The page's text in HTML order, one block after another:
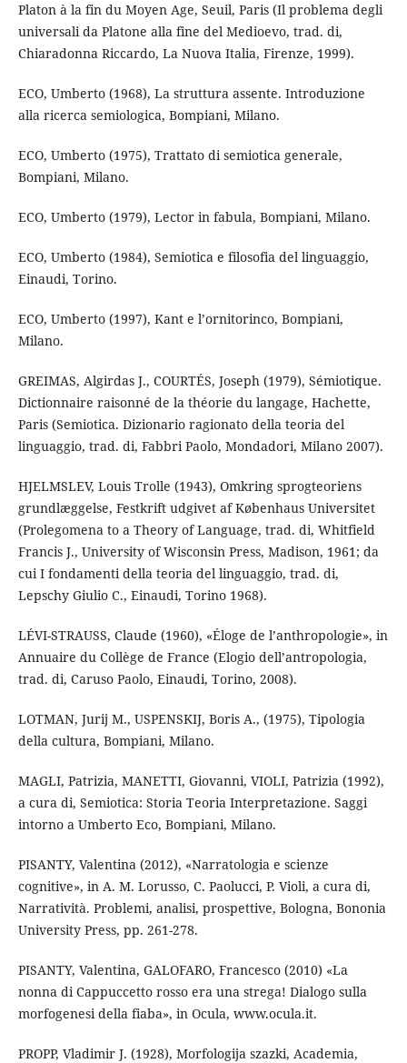
Platon à la fin du Moyen Age, Seuil, Paris (Il problema degli
universali da Platone alla fine del Medioevo, trad. di,
Chiaradonna Riccardo, La Nuova Italia, Firenze, 1999).
ECO, Umberto (1968), La struttura assente. Introduzione
alla ricerca semiologica, Bompiani, Milano.
ECO, Umberto (1975), Trattato di semiotica generale,
Bompiani, Milano.
ECO, Umberto (1979), Lector in fabula, Bompiani, Milano.
ECO, Umberto (1984), Semiotica e filosofia del linguaggio,
Einaudi, Torino.
ECO, Umberto (1997), Kant e l’ornitorinco, Bompiani,
Milano.
GREIMAS, Algirdas J., COURTÉS, Joseph (1979), Sémiotique.
Dictionnaire raisonné de la théorie du langage, Hachette,
Paris (Semiotica. Dizionario ragionato della teoria del
linguaggio, trad. di, Fabbri Paolo, Mondadori, Milano 2007).
HJELMSLEV, Louis Trolle (1943), Omkring sprogteoriens
grundlæggelse, Festkrift udgivet af Københaus Universitet
(Prolegomena to a Theory of Language, trad. di, Whitfield
Francis J., University of Wisconsin Press, Madison, 1961; da
cui I fondamenti della teoria del linguaggio, trad. di,
Lepschy Giulio C., Einaudi, Torino 1968).
LÉVI-STRAUSS, Claude (1960), «Éloge de l’anthropologie», in
Annuaire du Collège de France (Elogio dell’antropologia,
trad. di, Caruso Paolo, Einaudi, Torino, 2008).
LOTMAN, Jurij M., USPENSKIJ, Boris A., (1975), Tipologia
della cultura, Bompiani, Milano.
MAGLI, Patrizia, MANETTI, Giovanni, VIOLI, Patrizia (1992),
a cura di, Semiotica: Storia Teoria Interpretazione. Saggi
intorno a Umberto Eco, Bompiani, Milano.
PISANTY, Valentina (2012), «Narratologia e scienze
cognitive», in A. M. Lorusso, C. Paolucci, P. Violi, a cura di,
Narratività. Problemi, analisi, prospettive, Bologna, Bononia
University Press, pp. 261-278.
PISANTY, Valentina, GALOFARO, Francesco (2010) «La
nonna di Cappuccetto rosso era una strega! Dialogo sulla
morfogenesi della fiaba», in Ocula, www.ocula.it.
PROPP, Vladimir J. (1928), Morfologija szazki, Academia,